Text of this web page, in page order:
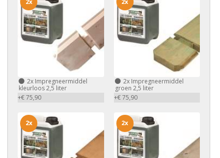
2x Impregneermiddel
kleurloos 2,5 liter
+€ 75,90
2xImpregneermiddel
groen 2,5 liter
+€ 75,90
2x 2x